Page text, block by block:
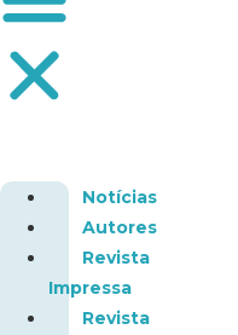
Notícias
Autores
Revista
Impressa
Revista